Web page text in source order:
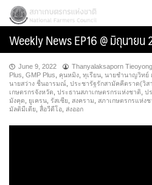
Skip
content
สภาเกษตรกรแห่งชาติ
Weekly News EP16 @ มิถุนาย
June 9, 2022 Thanyalaksaporn Tieoyong
Plus GMP Plus คุนหมิง ทุเรียน นายชำนาญวิทย์
นายสว่าง ชื่นอารมณ์ ประชารัฐรักสามัคคีตราด(วิส
เกษตรกรจังหวัด ประธานสภาเกษตรกรแห่งชาติ ป
มังคุด
ยูเครน รัสเซีย สงคราม สภาเกษตรกรแห่งช
มัลติมีเดีย สื่อวีดีโอ ส่งออก